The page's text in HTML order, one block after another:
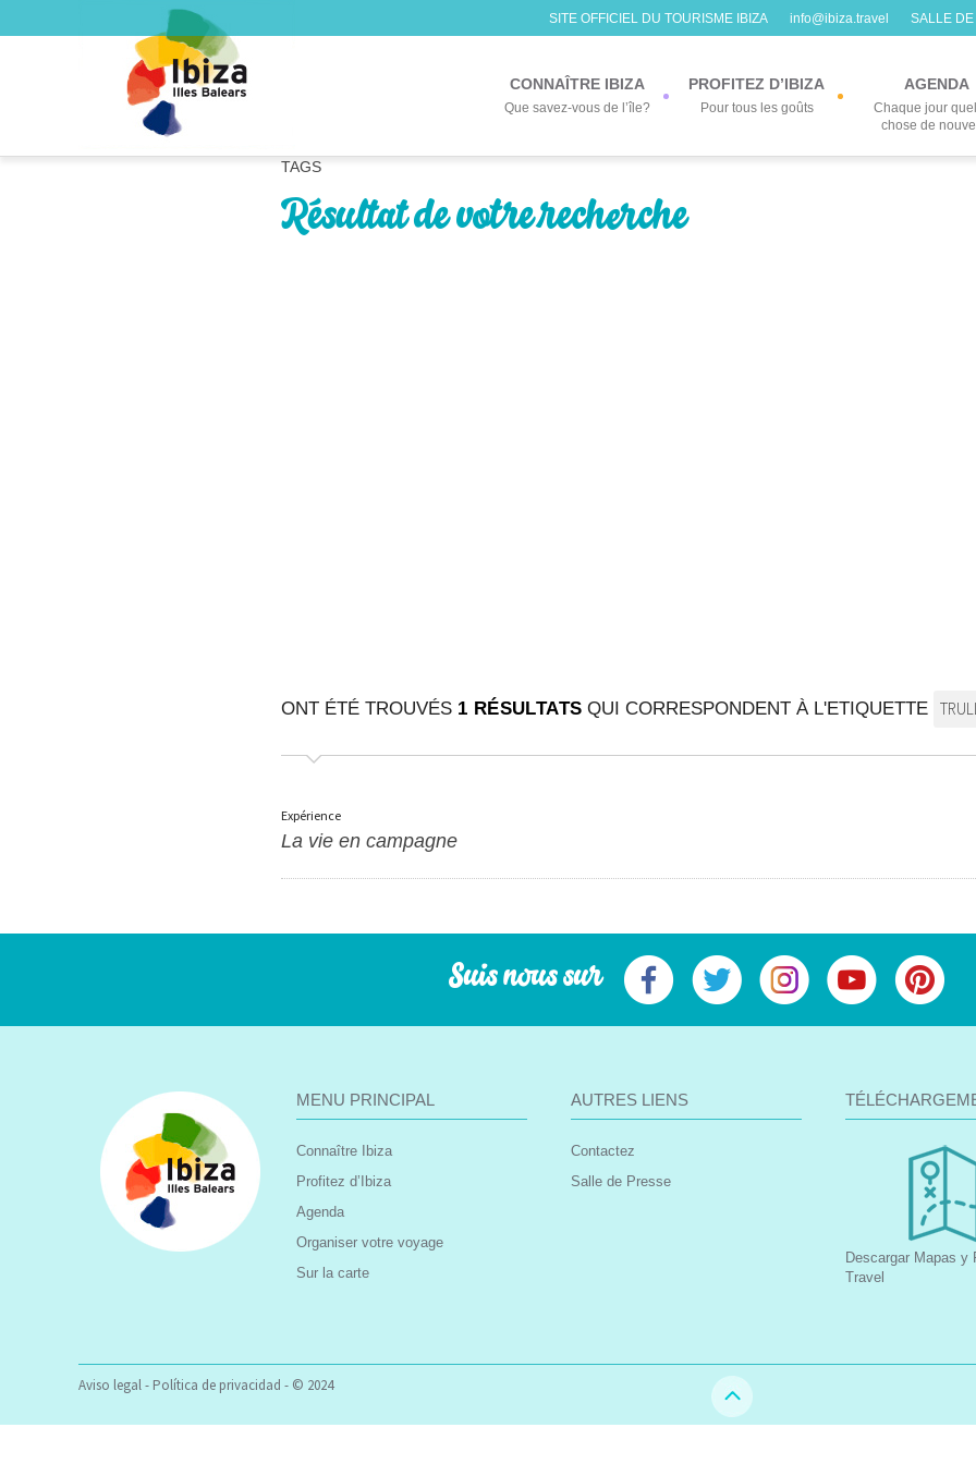
SITE OFFICIEL DU TOURISME IBIZA info@ibiza.travel SALLE
CONNAÎTRE IBIZA
Que savez-vous de l’île?
PROFITEZ D’IBIZA
Pour tous les goûts
AGENDA
Chaque jour
chose de
TAGS
Résultat de votre recherche
ONT ÉTÉ TROUVÉS 1 RÉSULTATS QUI CORRESPONDENT À L'ETIQUETTE
Expérience
La vie en campagne
Suis nous sur
MENU PRINCIPAL
Connaître Ibiza
Profitez d’Ibiza
Agenda
Organiser votre voyage
Sur la carte
AUTRES LIENS
Contactez
Salle de Presse
Descargar Mapas y
Travel
Aviso legal- Política de privacidad - © 2024